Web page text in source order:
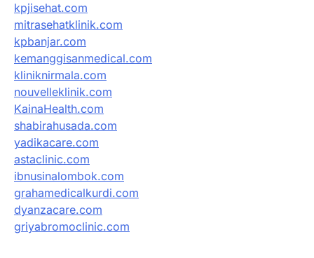
kpjisehat.com
mitrasehatklinik.com
kpbanjar.com
kemanggisanmedical.com
kliniknirmala.com
nouvelleklinik.com
KainaHealth.com
shabirahusada.com
yadikacare.com
astaclinic.com
ibnusinalombok.com
grahamedicalkurdi.com
dyanzacare.com
griyabromoclinic.com